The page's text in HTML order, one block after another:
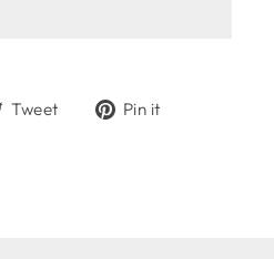
Tweet
TweetPin it